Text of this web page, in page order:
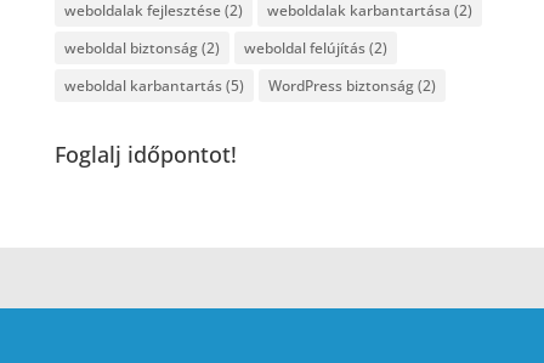
weboldalak fejlesztése(2) weboldalak karbantartása (2)
weboldal biztonság(2) weboldal felújítás(2)
weboldal karbantartás(5) WordPress biztonság(2)
Foglalj időpontot!